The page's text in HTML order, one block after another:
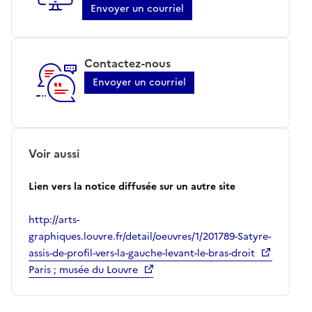
Envoyer un courriel
Contactez-nous
Envoyer un courriel
Voir aussi
Lien vers la notice diffusée sur un autre site
http://arts-
graphiques.louvre.fr/detail/oeuvres/1/201789-Satyre-
assis-de-profil-vers-la-gauche-levant-le-bras-droit
Paris ; musée du Louvre